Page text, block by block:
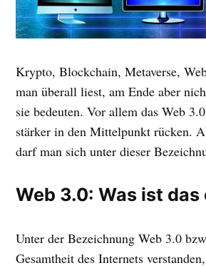
Krypto, Blockchain, Metaverse,
man überall liest, am Ende aber
sie bedeuten. Vor allem das Web
stärker in den Mittelpunkt rücken.
darf man sich unter dieser
Web 3.0: Was ist
Unter der Bezeichnung Web 3.0
Gesamtheit des Internets